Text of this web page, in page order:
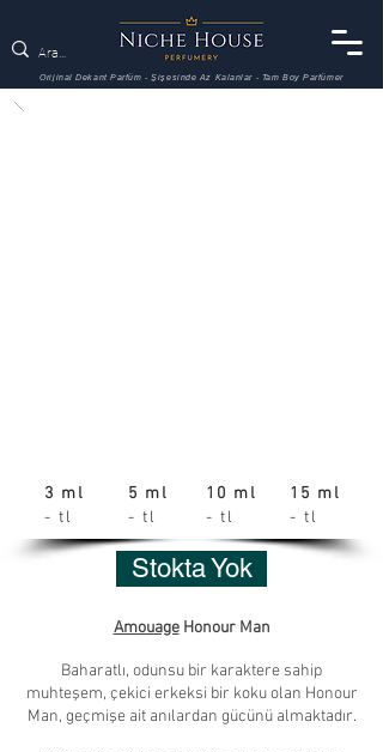
Orijinal Dekant Parfüm - Şişesinde Az Kalanlar - Tam Boy Parfümer
3 ml
- tl
5 ml
- tl
10 ml
- tl
15 ml
- tl
Stokta Yok
AmouageHonour Man
Baharatlı, odunsu bir karaktere sahip
muhteşem, çekici erkeksi bir koku olan Honour
Man, geçmişe ait anılardan gücünü almaktadır.